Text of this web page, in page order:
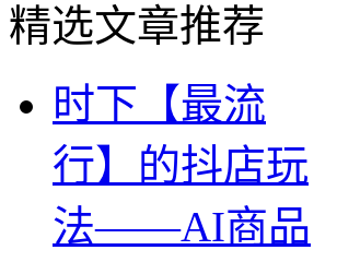
精选文章推荐
时下【最流
行】的抖店玩
法——AI商品